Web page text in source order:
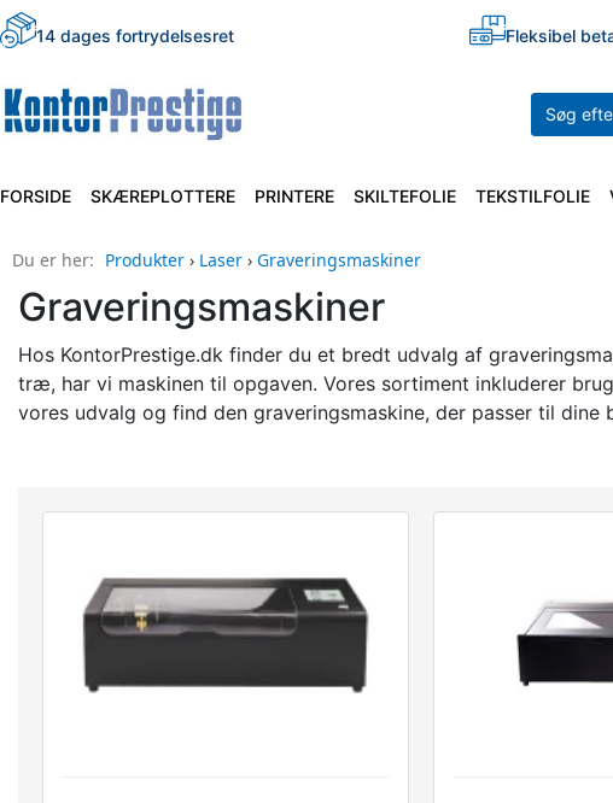
14 dages fortrydelsesret Fleksibel
FORSIDE SKÆREPLOTTERE PRINTERE SKILTEFOLIE TEKSTILFOLIE
Du er her: Produkter › Laser › Graveringsmaskiner
Graveringsmaskiner
Hos KontorPrestige.dk finder du et bredt udvalg af
træ, har vi maskinen til opgaven. Vores sortiment inkluderer
vores udvalg og find den graveringsmaskine, der passer til